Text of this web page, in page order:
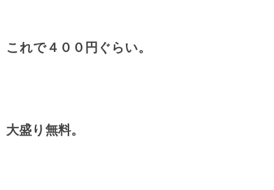
これで４００円ぐらい。
大盛り無料。